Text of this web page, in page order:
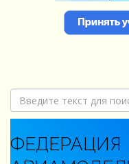
ФЕДЕРАЦИЯ